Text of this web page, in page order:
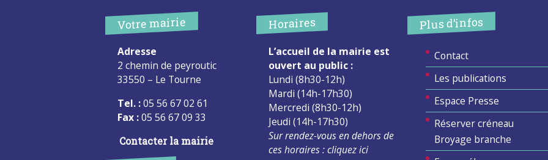
Votre mairie
Adresse
2 chemin de peyroutic
33550 – Le Tourne
Tel. :05 56 67 02 61
Fax :05 56 67 09 33
Contacter la mairie
Horaires
L’accueil de la mairie est
ouvert au public :
Lundi (8h30-12h)
Mardi (14h-17h30)
Mercredi (8h30-12h)
Jeudi (14h-17h30)
Sur rendez-vous en dehors de
ces horaires :cliquez ici
Plus d’infos
Contact
Les publications
Espace Presse
Réserver créneau
Broyage branche